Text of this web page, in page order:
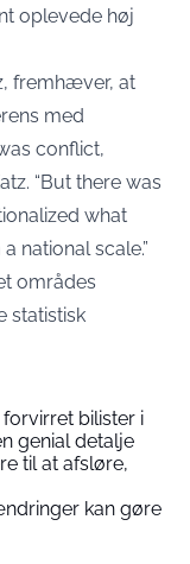
oplevede høj
fremhæver, at
med
conflict,
“But there was
what
national scale.”
områdes
statistisk
bilister i
genial detalje
til at afsløre,
kan gøre